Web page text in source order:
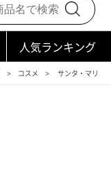
人気ランキング
コスメ サンタ・マリア